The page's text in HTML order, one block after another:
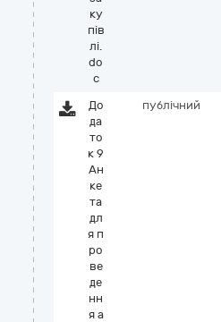
ку
пів
лі.
do
c
До
да
то
к 9
Ан
ке
та
дл
я п
ро
ве
де
нн
я а
публічний